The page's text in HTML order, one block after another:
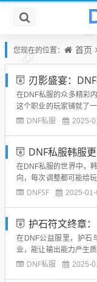
您现在的位置： 首页
刃影盛宴：
在DNF私服的众多精彩
这个职业的玩家铺就了
读一番其中的福利。 升
DNF私服 2025-
DNF私服韩服
在DNF私服的世界中，
向，每次调整都可能给
看近期韩服有哪些关键
DNFSF 2025-01-
护石符文终章
在DNF公益服里，护石
业，能让输出能力产生
摸透护石符文基础机制
DNF私服 2025-